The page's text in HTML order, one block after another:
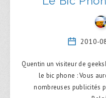
2010-
Quentin un visiteur de
le bic phone : Vous
nombreuses publicités